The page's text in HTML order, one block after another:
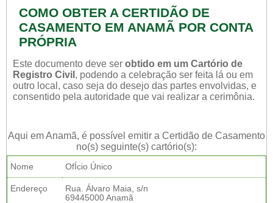
COMO OBTER A CERTIDÃO DE
CASAMENTO EM ANAMÃ POR CONTA
PRÓPRIA
Este documento deve ser obtido em um Cartório de
Registro Civil , podendo a celebração ser feita lá ou em
outro local, caso seja do desejo das partes envolvidas, e
consentido pela autoridade que vai realizar a cerimônia.
Aqui em Anamã, é possível emitir a Certidão de Casamento
no(s) seguinte(s) cartório(s):
Nome OfÍcio Único
Endereço
Rua. Álvaro Maia, s/n
69445000 Anamã